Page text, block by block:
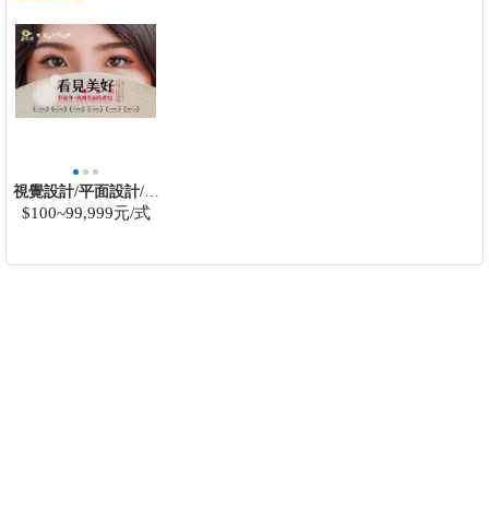
視覺設計/平面設計/文
案/廣告/攝影/美編
$100~99,999元/式